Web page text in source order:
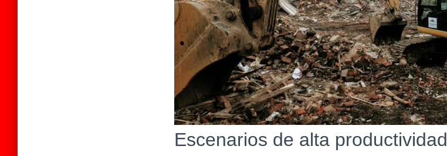
Escenarios de alta productividad